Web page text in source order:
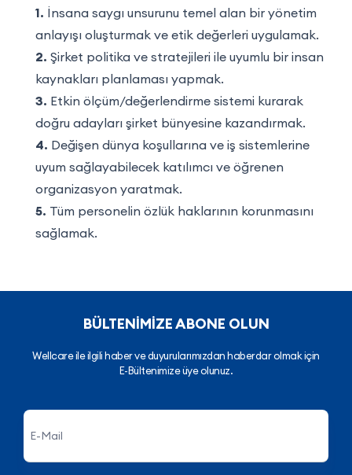
1. İnsana saygı unsurunu temel alan bir yönetim
anlayışı oluşturmak ve etik değerleri uygulamak.
2. Şirket politika ve stratejileri ile uyumlu bir insan
kaynakları planlaması yapmak.
3. Etkin ölçüm/değerlendirme sistemi kurarak
doğru adayları şirket bünyesine kazandırmak.
4. Değişen dünya koşullarına ve iş sistemlerine
uyum sağlayabilecek katılımcı ve öğrenen
organizasyon yaratmak.
5. Tüm personelin özlük haklarının korunmasını
sağlamak.
BÜLTENİMİZE ABONE OLUN
Wellcare ile ilgili haber ve duyurularımızdan haberdar olmak için
E-Bültenimize üye olunuz.